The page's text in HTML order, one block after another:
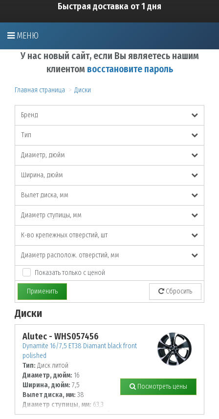
Быстрая доставка от 1 дня
МЕНЮ
У нас новый сайт, если Вы являетесь нашим
клиентом восстановите пароль
Главная страница Диски
Бренд
Тип
Диаметр, дюйм
Ширина, дюйм
Вылет диска, мм
Диаметр ступицы, мм
К-во крепежных отверстий, шт
Диаметр располож. отверстий, мм
Показать только с ценой
Применить Сбросить
Диски
Alutec - WHS057456
Dynamite 16/7,5 ET38 Diamant black front
polished
Тип: Диск литой
Диаметр, дюйм: 16
Ширина, дюйм: 7,5
Вылет диска, мм: 38
Диаметр ступицы, мм: 63,3
К-во крепежных отверстий, шт:5
Посмотреть цены
По заданным параметрам товары не найдены!